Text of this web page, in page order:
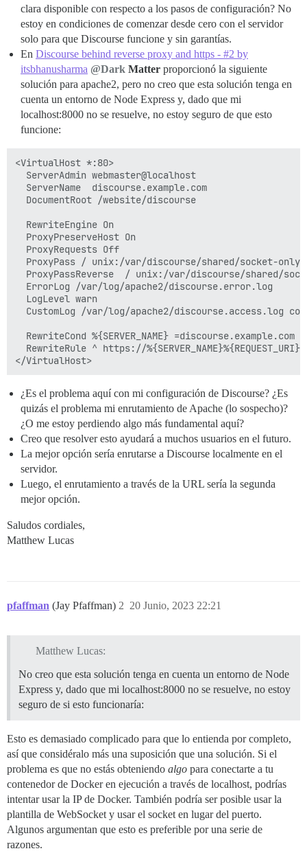
env:
  LC_ALL: en_US.UTF-8
  LANG: en_US.UTF-8
  LANGUAGE: en_US.UTF-8
  # DISCOURSE_DEFAULT_LOCALE: en
## ¿Cuántas solicitudes web concurrentes se
## se establecerá automáticamente durante el
  #UNICORN_WORKERS: 3
  DISCOURSE_HOSTNAME: 'discourse.domain.io'
## Descomenta si quieres que el contenedor se
## nombre de host (-h option) que se especificó
## TODO: Lista de correos electrónicos separados
## en el registro inicial, ejemplo
  DISCOURSE_DEVELOPER_EMAILS: 'user@domain.io'
## TODO: El servidor de correo SMTP utilizado
## Se requieren dirección SMTP, nombre de usuario
# ADVERTENCIA: el carácter '#' en la contraseña de
  DISCOURSE_SMTP_PORT: 587
  DISCOURSE_SMTP_USER_NAME: ******
  DISCOURSE_SMTP_PASSWORD: ******
#DISCOURSE_NOTIFICATION_EMAIL: ******  #
## Si agregaste la plantilla de Lets Encrypt,
  #LETSENCRYPT_ACCOUNT_EMAIL: me@example.com
## La dirección CDN http o https para esta
## consulta https://meta.discourse.org/t/14857
#DISCOURSE_CDN_URL: https://discourse-
## La clave de dirección IP de geolocalización de
## consulta https://meta.discourse.org/t/-/137387/
  #DISCOURSE_MAXMIND_LICENSE_KEY: 1234567890123456
      guest: /shared
      guest: /var/log
## Los plugins van aquí
## consulta https://meta.discourse.org/t/19157 para
hooks:
  after_code:
        cmd:
- git clone https://github.com/discourse/
## Cualquier comando personalizado para ejecutar
run:
  - exec: echo "Inicio de comandos personalizados"
## Si deseas establecer la dirección de correo
## Después de recibir el primer correo de
#- exec: rails r
clara disponible con respecto a los pasos de configuración? No
estoy en condiciones de comenzar desde cero con el servidor
solo para que Discourse funcione y sin garantías.
En Discourse behind reverse proxy and https - #2 by
itsbhanusharma @Dark Matter proporcionó la siguiente
solución para apache2, pero no creo que esta solución tenga en
cuenta un entorno de Node Express y, dado que mi
localhost:8000 no se resuelve, no estoy seguro de que esto
funcione:
<VirtualHost *:80>
  ServerAdmin webmaster@localhost
  ServerName  discourse.example.com
  DocumentRoot /website/discourse
  RewriteEngine On
  ProxyPreserveHost On
  ProxyRequests Off
ProxyPass / unix:/var/discourse/shared/socket-
ProxyPassReverse  / unix:/var/discourse/shared/
  ErrorLog /var/log/apache2/discourse.error.log
  LogLevel warn
CustomLog /var/log/apache2/discourse.access.log
  RewriteCond %{SERVER_NAME} =discourse.example.com
RewriteRule ^ https://%{SERVER_NAME}%{REQUEST_URI}
¿Es el problema aquí con mi configuración de Discourse? ¿Es
quizás el problema mi enrutamiento de Apache (lo sospecho)?
¿O me estoy perdiendo algo más fundamental aquí?
Creo que resolver esto ayudará a muchos usuarios en el futuro.
La mejor opción sería enrutarse a Discourse localmente en el
servidor.
Luego, el enrutamiento a través de la URL sería la segunda
mejor opción.
Saludos cordiales,
Matthew Lucas
pfaffman (Jay Pfaffman) 20 Junio, 2023 22:21
2
Matthew Lucas:
No creo que esta solución tenga en cuenta un entorno de Node
Express y, dado que mi localhost:8000 no se resuelve, no estoy
seguro de si esto funcionaría:
Esto es demasiado complicado para que lo entienda por completo,
así que considéralo más una suposición que una solución. Si el
problema es que no estás obteniendo algo para conectarte a tu
contenedor de Docker en ejecución a través de localhost, podrías
intentar usar la IP de Docker. También podría ser posible usar la
plantilla de WebSocket y usar el socket en lugar del puerto.
Algunos argumentan que esto es preferible por una serie de
razones.